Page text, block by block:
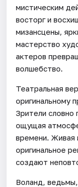
мистическим
восторг и
мизансцены,
мастерство
актеров
волшебство.
Театральная
оригинальному
Зрители словно
ощущая
времени. Живая
оригинальное
создают
Воланд,